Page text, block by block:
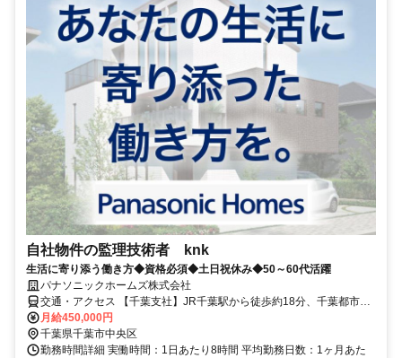
自社物件の監理技術者 knk
生活に寄り添う働き方◆資格必須◆土日祝休み◆50～60代活躍
パナソニックホームズ株式会社
交通・アクセス 【千葉支社】JR千葉駅から徒歩約18分、千葉都市モ
ノレール市役所前駅から徒歩約10分／現場（自宅から1時間半以内）
への直行直帰が基本。事務所へは月に数回出社あり
月給450,000円
千葉県千葉市中央区
勤務時間詳細 実働時間：1日あたり8時間 平均勤務日数：1ヶ月あた